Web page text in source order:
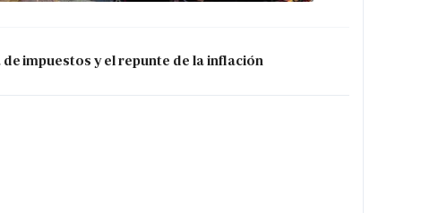
impuestos y el repunte de la inflación